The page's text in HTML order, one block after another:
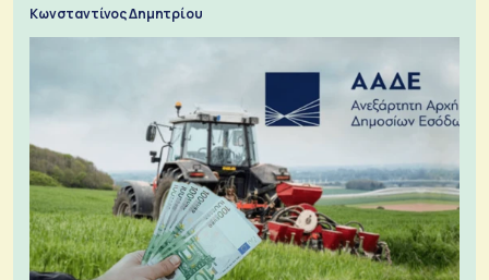
Κωνσταντίνος Δημητρίου